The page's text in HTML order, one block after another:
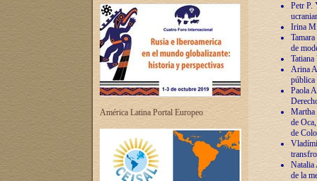
América Latina Portal Europeo
Petr P.
Irina
de
Arina
pública
Paola
Martha
de
de
Natalia
de la